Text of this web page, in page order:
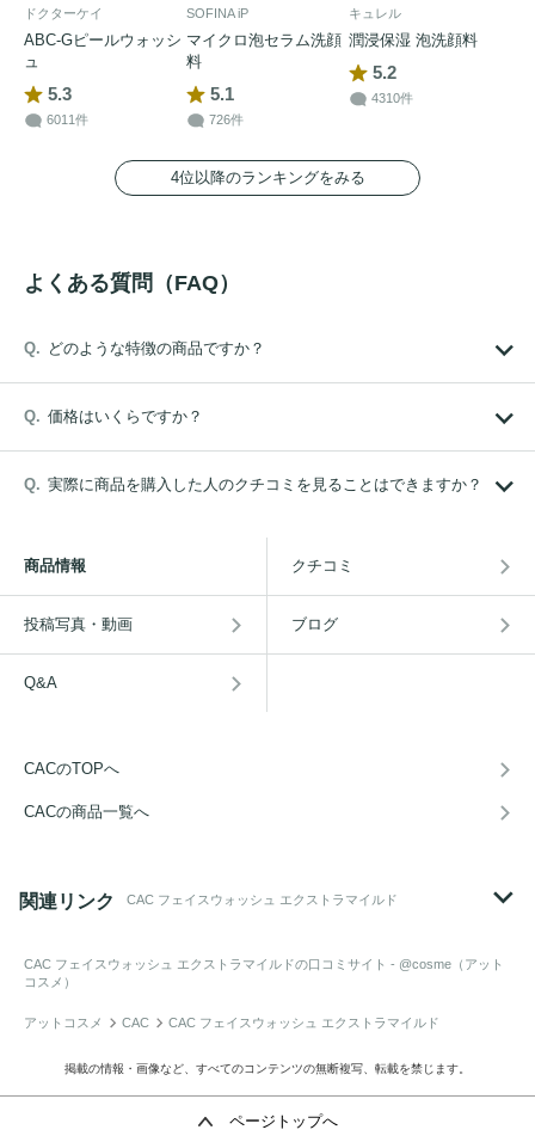
ドクターケイ
ABC-Gピールウォッシ
ュ
5.3
6011件
SOFINA iP
マイクロ泡セラム洗顔
料
5.1
726件
キュレル
潤浸保湿 泡洗顔料
5.2
4310件
4位以降のランキングをみる
よくある質問（FAQ）
どのような特徴の商品ですか？
価格はいくらですか？
実際に商品を購入した人のクチコミを見ることはできますか？
商品情報 クチコミ
投稿写真・動画 ブログ
Q&A
CACのTOPへ
CACの商品一覧へ
関連リンク CAC フェイスウォッシュ エクストラマイルド
CAC フェイスウォッシュ エクストラマイルドの口コミサイト - @cosme（アット
コスメ）
アットコスメ CAC CAC フェイスウォッシュ エクストラマイルド
掲載の情報・画像など、すべてのコンテンツの無断複写、転載を禁じます。
ページトップへ